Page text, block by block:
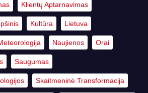
Klientų Aptarnavimas
Kultūra Lietuva
Naujienos Orai
Saugumas
Skaitmeninė Transformacija